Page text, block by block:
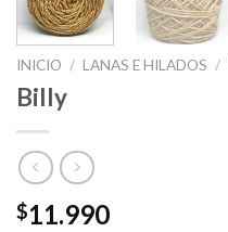
INICIO / LANAS E HILADOS /
Billy
$11.990